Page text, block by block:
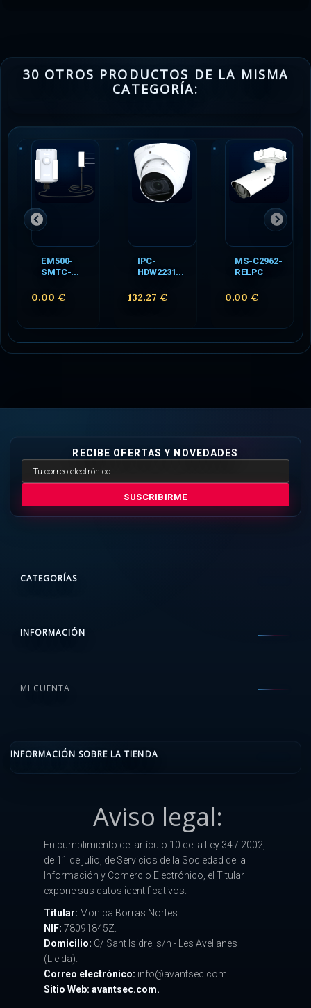
30 OTROS PRODUCTOS DE LA MISMA
CATEGORÍA:
EM500-
SMTC-...
0.00 €
IPC-
HDW2231...
132.27 €
MS-C2962-
RELPC
0.00 €
RECIBE OFERTAS Y NOVEDADES
SUSCRIBIRME
CATEGORÍAS
INFORMACIÓN
MI CUENTA
INFORMACIÓN SOBRE LA TIENDA
Aviso legal:
En cumplimiento del artículo 10 de la Ley 34 / 2002,
de 11 de julio, de Servicios de la Sociedad de la
Información y Comercio Electrónico, el Titular
expone sus datos identificativos.
Titular: Monica Borras Nortes.
NIF: 78091845Z.
Domicilio: C/ Sant Isidre, s/n - Les Avellanes
(Lleida).
Correo electrónico: info@avantsec.com.
Sitio Web: avantsec.com.